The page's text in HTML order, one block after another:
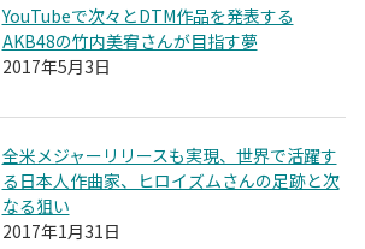
YouTubeで次々とDTM作品を発表する
AKB48の竹内美宥さんが目指す夢
2017年5月3日
全米メジャーリリースも実現、世界で活躍す
る日本人作曲家、ヒロイズムさんの足跡と次
なる狙い
2017年1月31日